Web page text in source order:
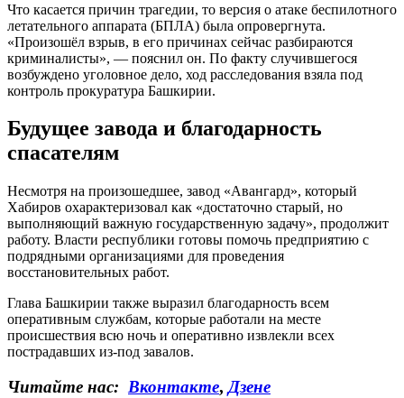
Что касается причин трагедии, то версия о атаке беспилотного
летательного аппарата (БПЛА) была опровергнута.
«Произошёл взрыв, в его причинах сейчас разбираются
криминалисты», — пояснил он. По факту случившегося
возбуждено уголовное дело, ход расследования взяла под
контроль прокуратура Башкирии.
Будущее завода и благодарность
спасателям
Несмотря на произошедшее, завод «Авангард», который
Хабиров охарактеризовал как «достаточно старый, но
выполняющий важную государственную задачу», продолжит
работу. Власти республики готовы помочь предприятию с
подрядными организациями для проведения
восстановительных работ.
Глава Башкирии также выразил благодарность всем
оперативным службам, которые работали на месте
происшествия всю ночь и оперативно извлекли всех
пострадавших из-под завалов.
Читайте нас: Вконтакте, Дзене